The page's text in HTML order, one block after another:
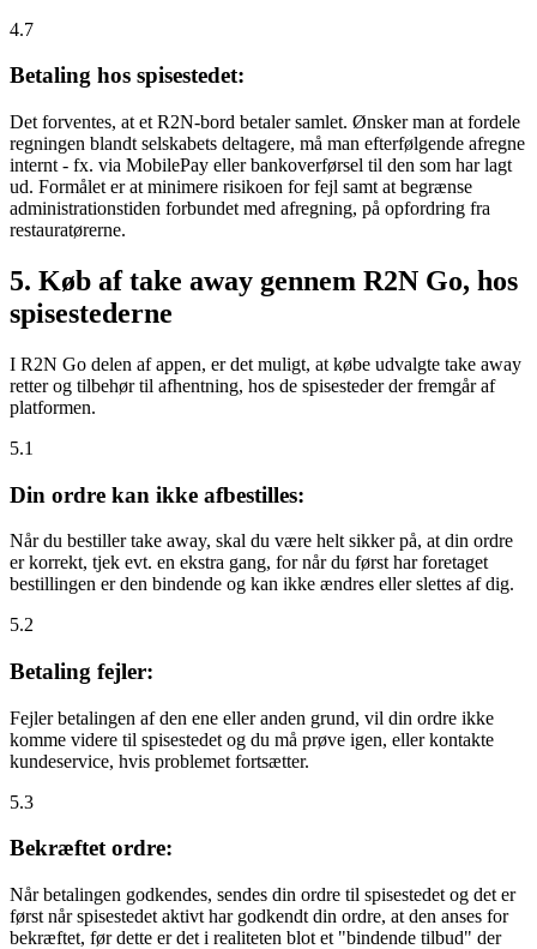
4.7
Betaling hos spisestedet:
Det forventes, at et R2N-bord betaler samlet. Ønsker man at fordele
regningen blandt selskabets deltagere, må man efterfølgende afregne
internt - fx. via MobilePay eller bankoverførsel til den som har lagt
ud. Formålet er at minimere risikoen for fejl samt at begrænse
administrationstiden forbundet med afregning, på opfordring fra
restauratørerne.
5. Køb af take away gennem R2N Go, hos
spisestederne
I R2N Go delen af appen, er det muligt, at købe udvalgte take away
retter og tilbehør til afhentning, hos de spisesteder der fremgår af
platformen.
5.1
Din ordre kan ikke afbestilles:
Når du bestiller take away, skal du være helt sikker på, at din ordre
er korrekt, tjek evt. en ekstra gang, for når du først har foretaget
bestillingen er den bindende og kan ikke ændres eller slettes af dig.
5.2
Betaling fejler:
Fejler betalingen af den ene eller anden grund, vil din ordre ikke
komme videre til spisestedet og du må prøve igen, eller kontakte
kundeservice, hvis problemet fortsætter.
5.3
Bekræftet ordre:
Når betalingen godkendes, sendes din ordre til spisestedet og det er
først når spisestedet aktivt har godkendt din ordre, at den anses for
bekræftet, før dette er det i realiteten blot et "bindende tilbud" der